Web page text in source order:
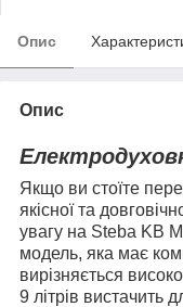
Опис
Опис
Якщо ви стоїте
якісної та
увагу на Steba KB
модель, яка має
вирізняється
9 літрів вистачить